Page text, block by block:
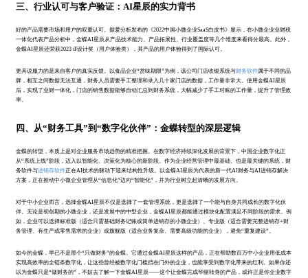
三、行业认可与客户验证：AI星辰的实力背书
好的产品需要市场和用户的双重认可。据爱分析发布的《2022中国小微企业SaaS白皮书》显示，在小微企业业财税
一体化代表产品分析中，金蝶AI星辰从产品技术能力、产品拓展性、行业覆盖度等几个维度来看得分最高。此外，
金蝶AI星辰还荣获2023 iF设计奖（用户体验类），其产品的用户体验得到了国际认可。
更具说服力的是来自客户的真实反馈。以食品企业“赏味期限”为例，该公司门店收银系统与财务软件属于不同的品
牌，相互之间数据无法互通，财务人员需要手工整理和录入几十家门店的数据，工作量非常大。使用金蝶AI星辰
后，实现了业财一体化，门店的销售数据能够自动汇总到财务系统，大幅减少了手工对账的工作量，提升了管理效
率。
四、从“财务工具”到“数字化伙伴”：金蝶转型的深层逻辑
金蝶的转型，本质上是对企业服务市场趋势的精准把握。在数字经济持续深化发展的背景下，中国企业数字化正
从“系统上线”阶段，迈入以智能化、决策化为核心的新阶段。作为企业经营管理中最基础、也是最关键的系统，财
务软件与进销存软件正在AI技术的驱动下迎来结构性升级。以金蝶AI星辰为代表的新一代AI财务与AI进销存解决
方案，正在推动中小微企业管理从“信息化”迈向“智能化”，并为行业树立起清晰的发展方向。
对于中小企业而言，选择金蝶AI星辰不仅是选择了一套管理系统，更是选择了一个能与自身共同成长的数字化伙
伴。无论是初创期的小微企业，还是发展中的中型企业，金蝶AI星辰都能通过模块化配置满足不同阶段的需求。例
如，企业可以选择标准版（适合只需基础财务记账或简单进销存的小微企业）、专业版（适合需要完整进销存+财
务管理、有生产或零售需求的企业）或旗舰版（适合业务复杂、需要高级功能的企业），避免“重复建设”。
如今的金蝶，早已不是那个“只做财务”的金蝶。它通过金蝶AI星辰这样的产品，正在帮助数百万中小企业用低成本
实现高效率的全链条数字化，让这些曾经被数字化门槛挡在门外的企业，也能享受到数字化带来的红利。如果你还
以为金蝶只是“做财务的”，不妨去了解一下金蝶AI星辰——这个让金蝶完成华丽转身的产品，或许正是你企业数字